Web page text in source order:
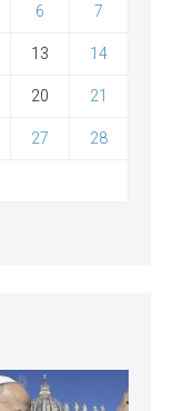
6 7
13 14
20 21
27 28